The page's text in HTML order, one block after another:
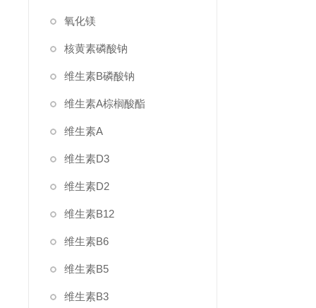
氧化镁
核黄素磷酸钠
维生素B磷酸钠
维生素A棕榈酸酯
维生素A
维生素D3
维生素D2
维生素B12
维生素B6
维生素B5
维生素B3